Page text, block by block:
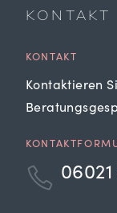
KONTAKT
KONTAKT
Kontaktieren